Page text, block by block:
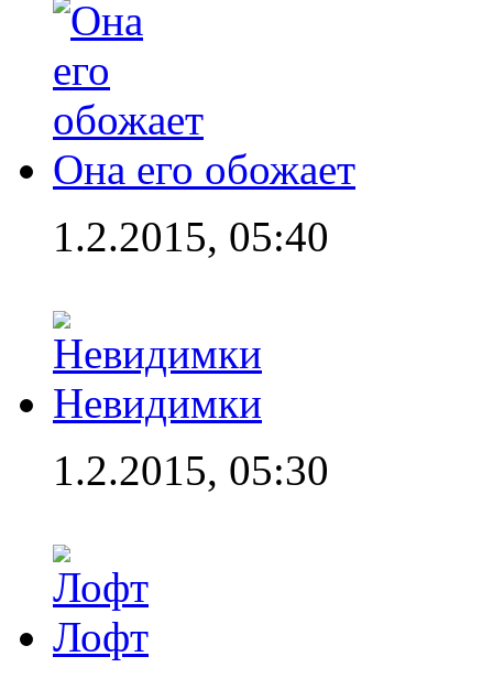
Она его обожает
1.2.2015, 05:40
Невидимки
1.2.2015, 05:30
Лофт